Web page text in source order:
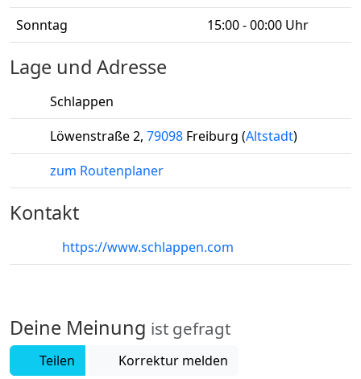
Sonntag
15:00 - 00:00 Uhr
Lage und Adresse
Schlappen
Löwenstraße 2, 79098 Freiburg (Altstadt)
zum Routenplaner
Kontakt
https://www.schlappen.com
Deine Meinung ist gefragt
Teilen Korrektur melden